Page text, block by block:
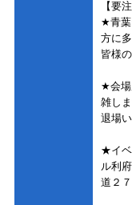
【要
★青葉
方に
皆様
★会場
雑し
退場
★イベ
ル利
道２